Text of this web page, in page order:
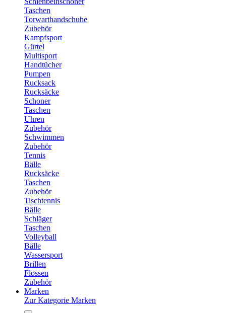
Taschen
Torwarthandschuhe
Zubehör
Kampfsport
Gürtel
Multisport
Handtücher
Pumpen
Rucksack
Rucksäcke
Schoner
Taschen
Uhren
Zubehör
Schwimmen
Zubehör
Tennis
Bälle
Rucksäcke
Taschen
Zubehör
Tischtennis
Bälle
Schläger
Taschen
Volleyball
Bälle
Wassersport
Brillen
Flossen
Zubehör
Marken
Zur Kategorie Marken